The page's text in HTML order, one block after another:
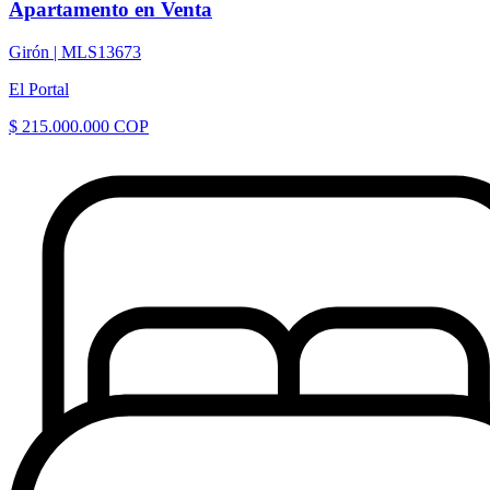
Apartamento en Venta
Girón | MLS13673
El Portal
$ 215.000.000 COP